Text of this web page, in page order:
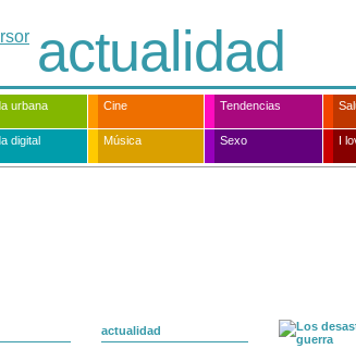
actualidad
urbana Cine Tendencias
digital Música Sexo I
actualidad